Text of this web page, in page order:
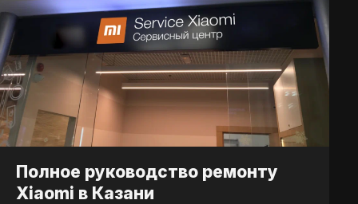
Полное руководство ремонту
Xiaomi в Казани